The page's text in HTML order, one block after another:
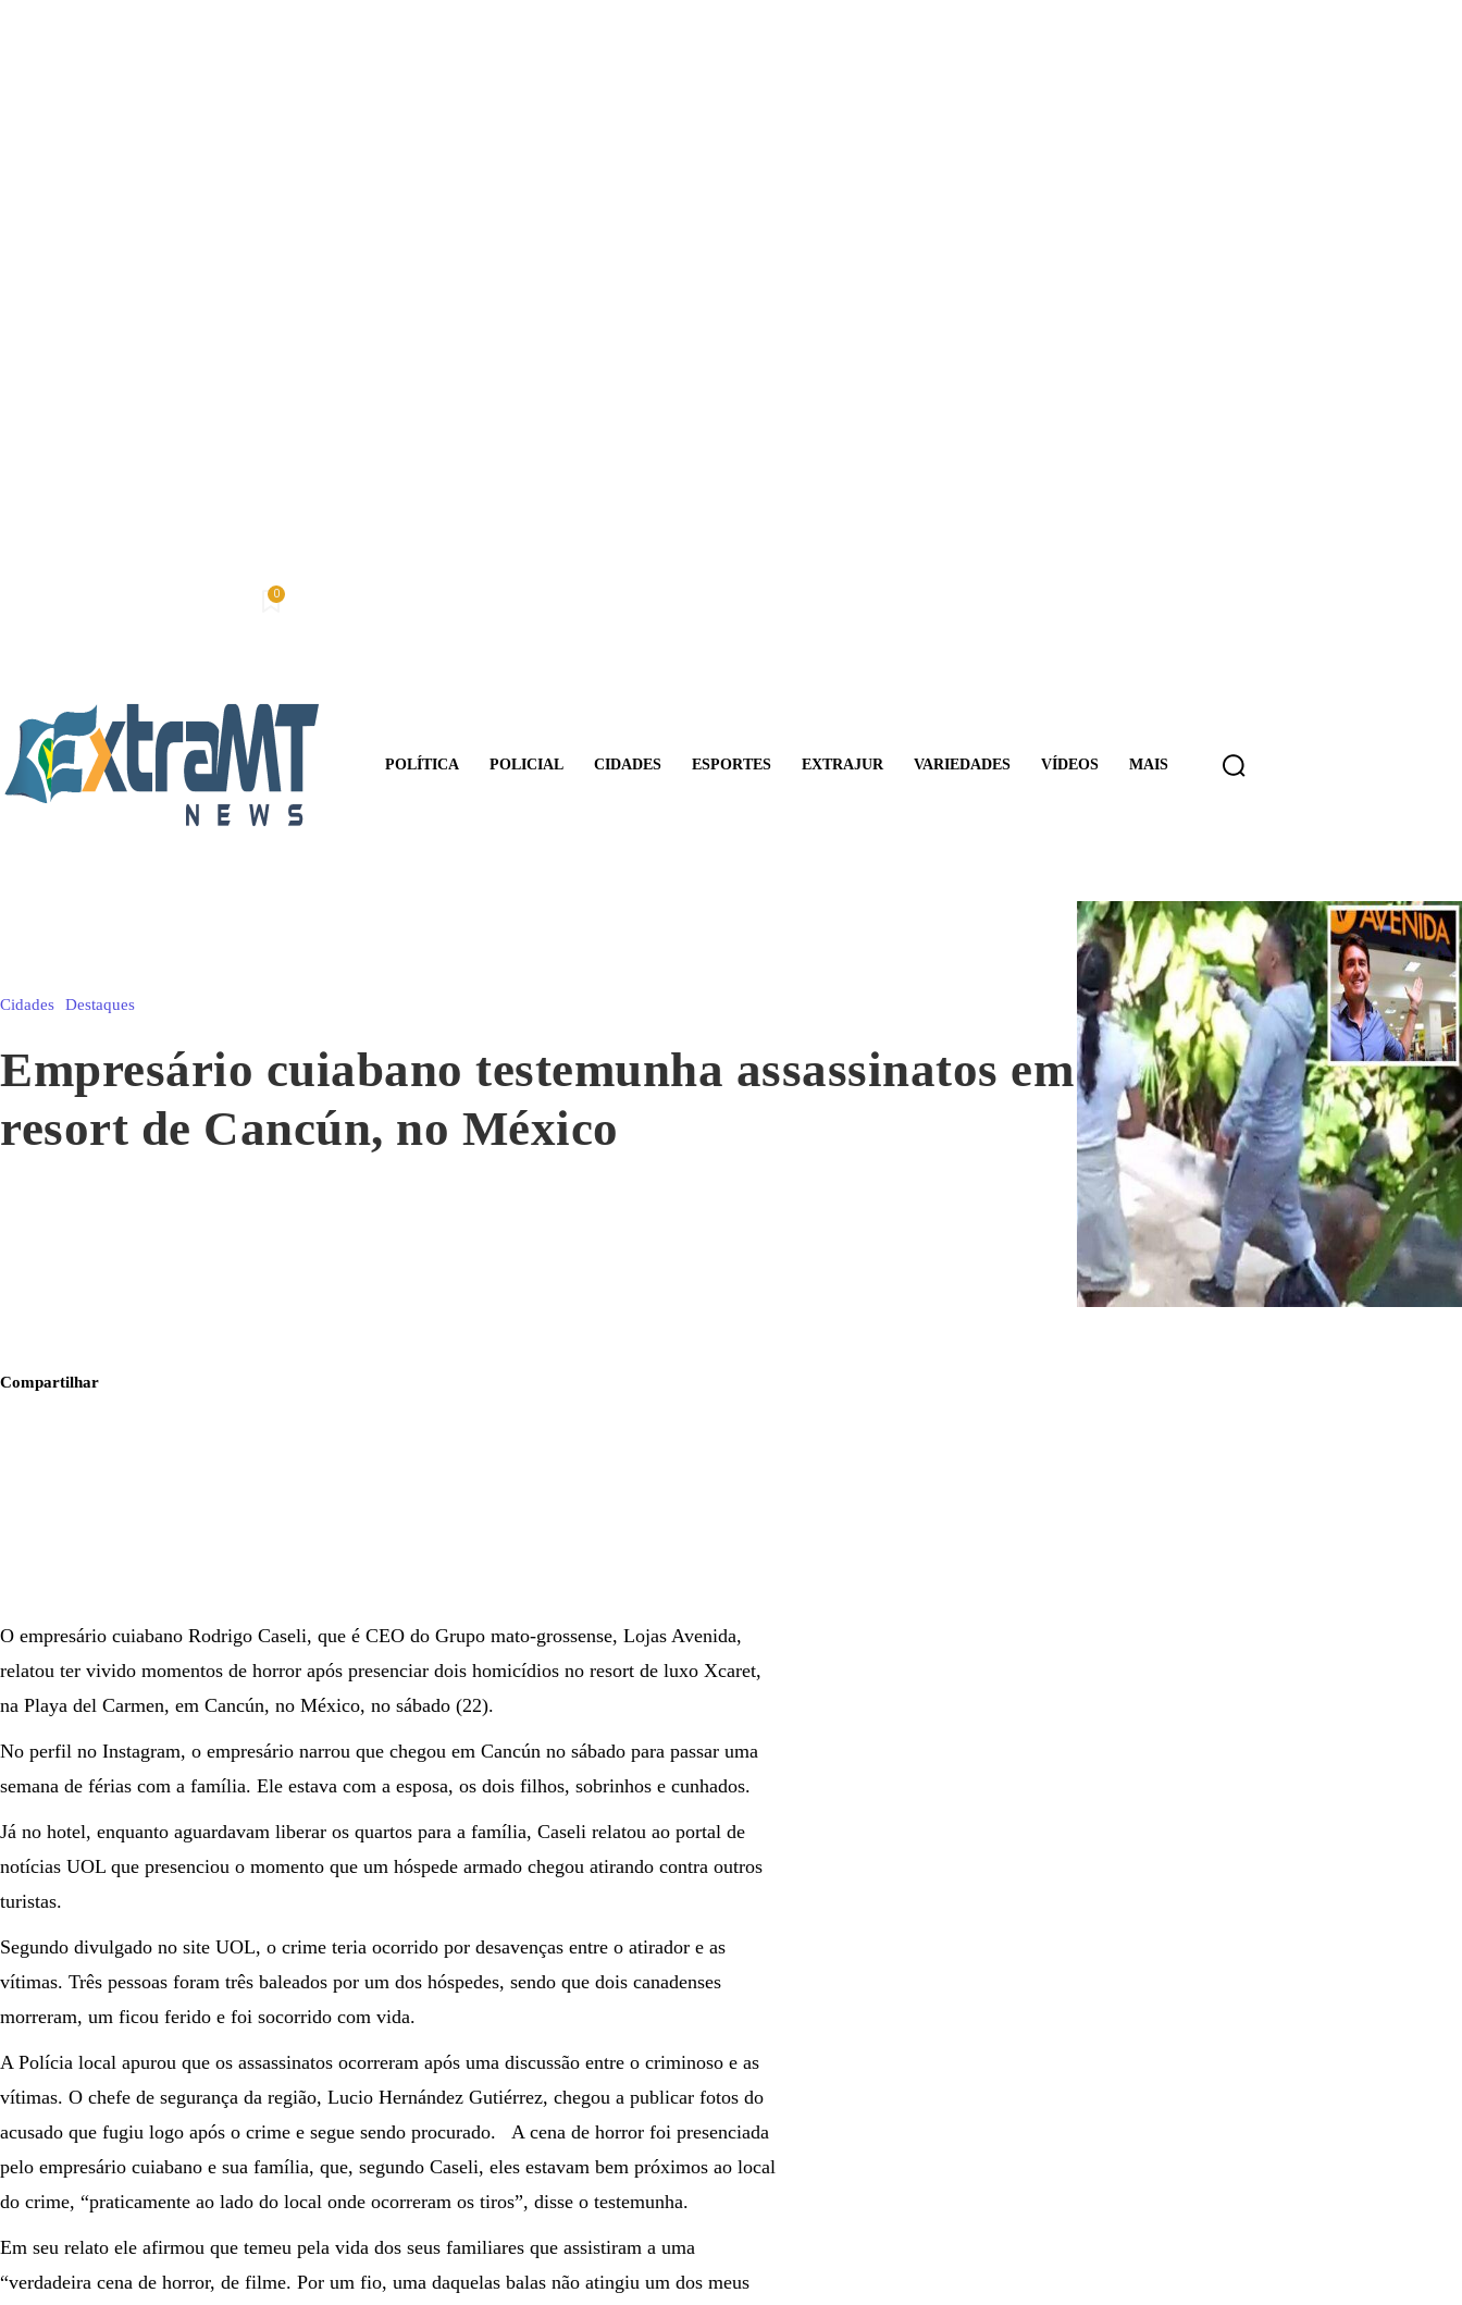
0
POLÍTICA POLICIAL CIDADES ESPORTES EXTRAJUR VARIEDADES VÍDEOS MAIS
Cidades Destaques
Empresário cuiabano testemunha assassinatos em
resort de Cancún, no México
Compartilhar
O empresário cuiabano Rodrigo Caseli, que é CEO do Grupo mato-grossense, Lojas Avenida,
relatou ter vivido momentos de horror após presenciar dois homicídios no resort de luxo Xcaret,
na Playa del Carmen, em Cancún, no México, no sábado (22).
No perfil no Instagram, o empresário narrou que chegou em Cancún no sábado para passar uma
semana de férias com a família. Ele estava com a esposa, os dois filhos, sobrinhos e cunhados.
Já no hotel, enquanto aguardavam liberar os quartos para a família, Caseli relatou ao portal de
notícias UOL que presenciou o momento que um hóspede armado chegou atirando contra outros
turistas.
Segundo divulgado no site UOL, o crime teria ocorrido por desavenças entre o atirador e as
vítimas. Três pessoas foram três baleados por um dos hóspedes, sendo que dois canadenses
morreram, um ficou ferido e foi socorrido com vida.
A Polícia local apurou que os assassinatos ocorreram após uma discussão entre o criminoso e as
vítimas. O chefe de segurança da região, Lucio Hernández Gutiérrez, chegou a publicar fotos do
acusado que fugiu logo após o crime e segue sendo procurado. A cena de horror foi presenciada
pelo empresário cuiabano e sua família, que, segundo Caseli, eles estavam bem próximos ao local
do crime, “praticamente ao lado do local onde ocorreram os tiros”, disse o testemunha.
Em seu relato ele afirmou que temeu pela vida dos seus familiares que assistiram a uma
“verdadeira cena de horror, de filme. Por um fio, uma daquelas balas não atingiu um dos meus